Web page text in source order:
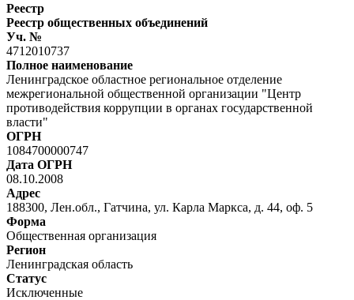
Реестр
Реестр общественных объединений
Уч. №
4712010737
Полное наименование
Ленинградское областное региональное отделение
межрегиональной общественной организации "Центр
противодействия коррупции в органах государственной
власти"
ОГРН
1084700000747
Дата ОГРН
08.10.2008
Адрес
188300, Лен.обл., Гатчина, ул. Карла Маркса, д. 44, оф. 5
Форма
Общественная организация
Регион
Ленинградская область
Статус
Исключенные